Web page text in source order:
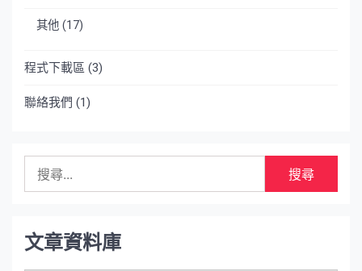
其他 (17)
程式下載區 (3)
聯絡我們 (1)
字:
文章資料庫